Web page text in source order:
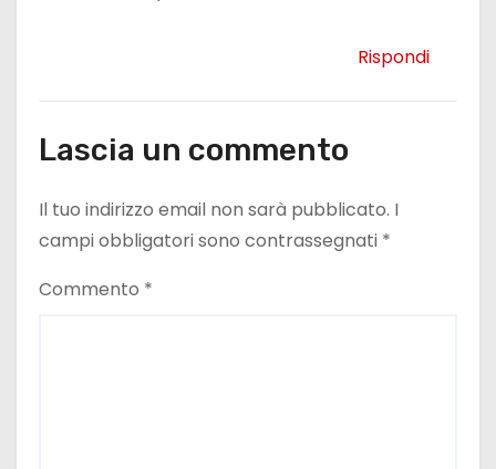
Rispondi
Lascia un commento
Il tuo indirizzo email non sarà pubblicato. I
campi obbligatori sono contrassegnati *
Commento *